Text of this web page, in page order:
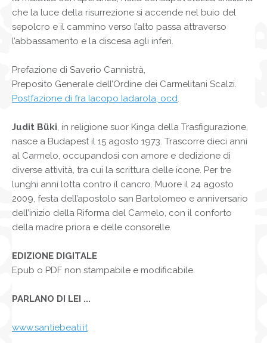
che la luce della risurrezione si accende nel buio del
sepolcro e il cammino verso l’alto passa attraverso
l’abbassamento e la discesa agli inferi.
Prefazione di Saverio Cannistrà,
Preposito Generale dell’Ordine dei Carmelitani Scalzi.
Postfazione di fra Iacopo Iadarola, ocd
Judit Büki , in religione suor Kinga della Trasfigurazione,
nasce a Budapest il 15 agosto 1973. Trascorre dieci anni
al Carmelo, occupandosi con amore e dedizione di
diverse attività, tra cui la scrittura delle icone. Per tre
lunghi anni lotta contro il cancro. Muore il 24 agosto
2009, festa dell’apostolo san Bartolomeo e anniversario
dell’inizio della Riforma del Carmelo, con il conforto
della madre priora e delle consorelle.
EDIZIONE DIGITALE
Epub o PDF non stampabile e modificabile.
PARLANO DI LEI ...
www.santiebeati.it